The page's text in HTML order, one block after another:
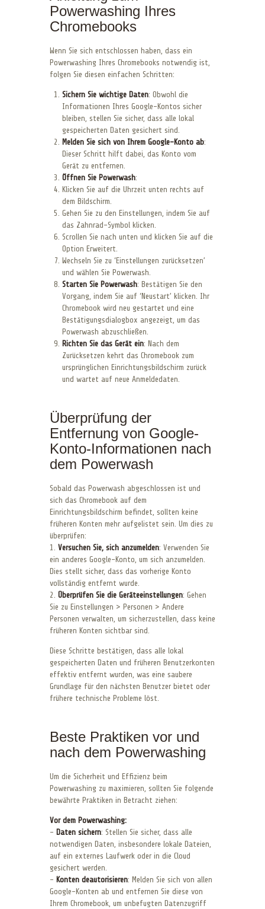
Powerwashing Ihres
Chromebooks
Wenn Sie sich entschlossen haben, dass ein
Powerwashing Ihres Chromebooks notwendig ist,
folgen Sie diesen einfachen Schritten:
Sichern Sie wichtige Daten: Obwohl die
Informationen Ihres Google-Kontos sicher
bleiben, stellen Sie sicher, dass alle lokal
gespeicherten Daten gesichert sind.
Melden Sie sich von Ihrem Google-Konto ab:
Dieser Schritt hilft dabei, das Konto vom
Gerät zu entfernen.
Öffnen Sie Powerwash:
Klicken Sie auf die Uhrzeit unten rechts auf
dem Bildschirm.
Gehen Sie zu den Einstellungen, indem Sie auf
das Zahnrad-Symbol klicken.
Scrollen Sie nach unten und klicken Sie auf die
Option Erweitert.
Wechseln Sie zu ‘Einstellungen zurücksetzen’
und wählen Sie Powerwash.
Starten Sie Powerwash: Bestätigen Sie den
Vorgang, indem Sie auf ‘Neustart’ klicken. Ihr
Chromebook wird neu gestartet und eine
Bestätigungsdialogbox angezeigt, um das
Powerwash abzuschließen.
Richten Sie das Gerät ein: Nach dem
Zurücksetzen kehrt das Chromebook zum
ursprünglichen Einrichtungsbildschirm zurück
und wartet auf neue Anmeldedaten.
Überprüfung der
Entfernung von Google-
Konto-Informationen nach
dem Powerwash
Sobald das Powerwash abgeschlossen ist und
sich das Chromebook auf dem
Einrichtungsbildschirm befindet, sollten keine
früheren Konten mehr aufgelistet sein. Um dies zu
überprüfen:
1. Versuchen Sie, sich anzumelden: Verwenden Sie
ein anderes Google-Konto, um sich anzumelden.
Dies stellt sicher, dass das vorherige Konto
vollständig entfernt wurde.
2. Überprüfen Sie die Geräteeinstellungen: Gehen
Sie zu Einstellungen > Personen > Andere
Personen verwalten, um sicherzustellen, dass keine
früheren Konten sichtbar sind.
Diese Schritte bestätigen, dass alle lokal
gespeicherten Daten und früheren Benutzerkonten
effektiv entfernt wurden, was eine saubere
Grundlage für den nächsten Benutzer bietet oder
frühere technische Probleme löst.
Beste Praktiken vor und
nach dem Powerwashing
Um die Sicherheit und Effizienz beim
Powerwashing zu maximieren, sollten Sie folgende
bewährte Praktiken in Betracht ziehen:
Vor dem Powerwashing:
– Daten sichern: Stellen Sie sicher, dass alle
notwendigen Daten, insbesondere lokale Dateien,
auf ein externes Laufwerk oder in die Cloud
gesichert werden.
– Konten deautorisieren: Melden Sie sich von allen
Google-Konten ab und entfernen Sie diese von
Ihrem Chromebook, um unbefugten Datenzugriff